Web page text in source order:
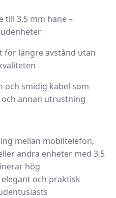
till 3,5 mm hane –
för längre avstånd utan
och smidig kabel som
annan utrustning
mellan mobiltelefon,
andra enheter med 3,5
hög
och praktisk